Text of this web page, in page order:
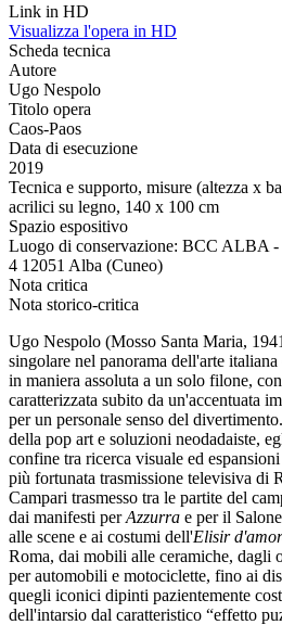
Link in HD
Visualizza l'opera in HD
Scheda tecnica
Autore
Ugo Nespolo
Titolo opera
Caos-Paos
Data di esecuzione
2019
Tecnica e supporto, misure (altezza x
acrilici su legno, 140 x 100 cm
Spazio espositivo
Luogo di conservazione: BCC ALBA
4 12051 Alba (Cuneo)
Nota critica
Nota storico-critica
Ugo Nespolo (Mosso Santa Maria,
singolare nel panorama dell'arte
in maniera assoluta a un solo filone,
caratterizzata subito da un'accentuata
per un personale senso del
della pop art e soluzioni neodadaiste,
confine tra ricerca visuale ed
più fortunata trasmissione televisiva di
Campari trasmesso tra le partite del
dai manifesti perAzzurra e per il
alle scene e ai costumi dell'Elisir
Roma, dai mobili alle ceramiche, dagli
per automobili e motociclette, fino ai
quegli iconici dipinti pazientemente
dell'intarsio dal caratteristico “effetto